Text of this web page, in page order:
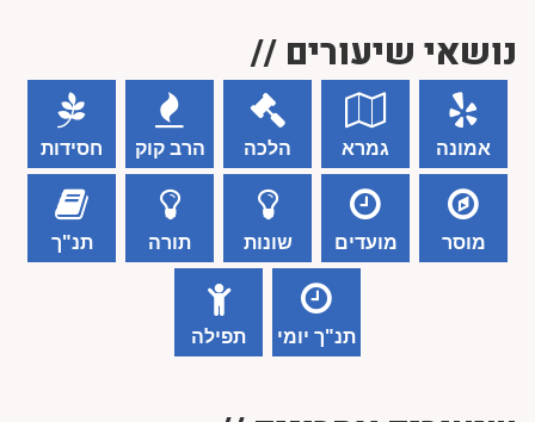
נושאי שיעורים //
אמונה גמרא הלכה הרב קוק חסידות
מוסר מועדים שונות תורה תנ"ך
תנ"ך יומי תפילה